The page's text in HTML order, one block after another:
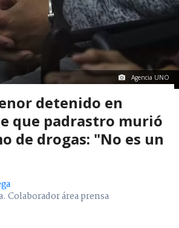
Agencia UNO
detenido en
que padrastro murió
de drogas: "No es un
Colaborador área prensa